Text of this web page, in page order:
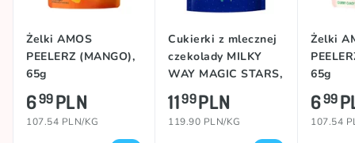
Żelki AMOS
PEELERZ (MANGO),
65g
699PLN
107.54 PLN/KG
Cukierki z mlecznej
czekolady MILKY
WAY MAGIC STARS,
100g
1199PLN
119.90 PLN/KG
Żelki
65g
699
107.54